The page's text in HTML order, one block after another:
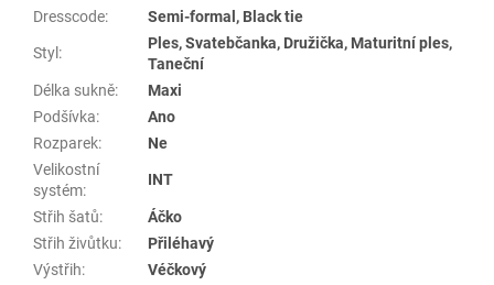
Dresscode: Semi-formal, Black tie
Styl :
Ples, Svatebčanka, Družička, Maturitní ples,
Taneční
Délka sukně:
Maxi
Podšívka:
Ano
Rozparek:
Ne
Velikostní
systém:
INT
Střih šatů:
Áčko
Střih živůtku:
Přiléhavý
Výstřih:
Véčkový